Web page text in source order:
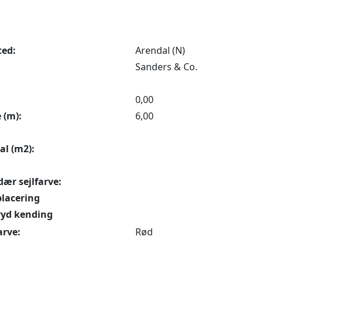
Arendal (N)
Sanders & Co.
0,00
(m):
6,00
(m2):
sejlfarve:
kending
Rød